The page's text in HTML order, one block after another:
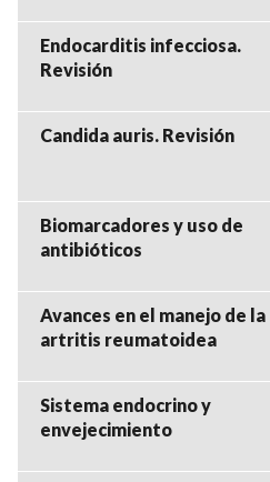
Endocarditis infecciosa.
Revisión
Candida auris. Revisión
Biomarcadores y uso de
antibióticos
Avances en el manejo de la
artritis reumatoidea
Sistema endocrino y
envejecimiento